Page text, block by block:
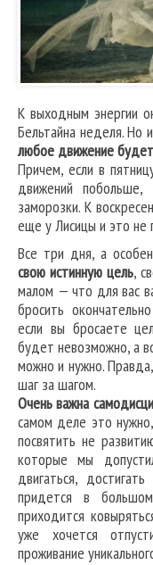
К выходным энергии
Бельтайна неделя. Но
любое движение
Причем, если в
движений
заморозки. К
еще у Лисицы и это не
Все три дня, а
свою истинную цель,
малом — что для вас
бросить
если вы бросаете
будет невозможно, а
можно и нужно.
шаг за шагом.
Очень важна
самом деле это
посвятить не
которые мы
двигаться,
придется в
приходится
уже хочется
проживание